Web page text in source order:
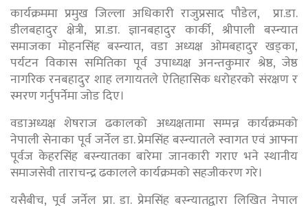
कार्यक्रममा प्रमुख जिल्ला अधिकारी राजुप्रसाद पौडेल, प्रा.डा.
डीलबहादुर क्षेत्री, प्रा.डा. ज्ञानबहादुर कार्की, श्रीपाली बस्न्यात
समाजका मोहनसिंह बस्न्यात, वडा अध्यक्ष ओमबहादुर खड्का,
पर्यटन विकास समितिका पूर्व उपाध्यक्ष अनन्तकुमार श्रेष्ठ, जेष्ठ
नागरिक रनबहादुर शाह लगायतले ऐतिहासिक धरोहरको संरक्षण र
स्मरण गर्नुपर्नेमा जोड दिए।
वडाअध्यक्ष शेषराज ढकालको अध्यक्षतामा सम्पन्न कार्यक्रमको
नेपाली सेनाका पूर्व जर्नेल डा. प्रेमसिंह बस्न्यातले स्वागत एवं आफ्ना
पूर्वज केहरसिंह बस्न्यातका बारेमा जानकारी गराए भने स्थानीय
समाजसेवी ताराचन्द्र ढकालले कार्यक्रमको सहजीकरण गरे।
यसैबीच, पूर्व जर्नेल प्रा. डा. प्रेमसिंह बस्न्यातद्वारा लिखित नेपाल